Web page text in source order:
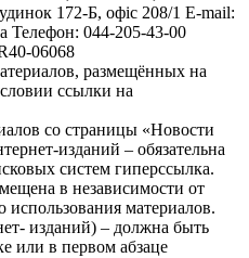
172-Б, офіс 208/1 E-mail:
Телефон: 044-205-43-00
06068
размещённых на
ссылки на
со страницы «Новости
изданий – обязательна
систем гиперссылка.
в независимости от
использования материалов.
изданий) – должна быть
или в первом абзаце